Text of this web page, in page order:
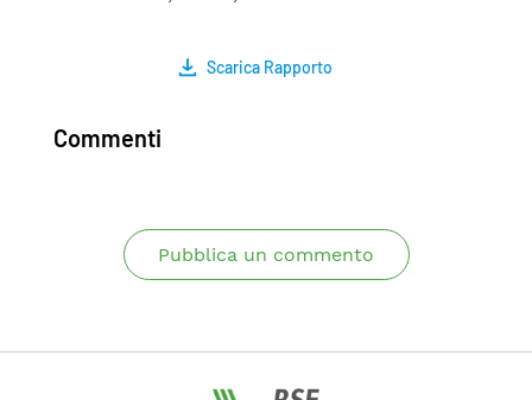
Scarica Rapporto
Commenti
Pubblica un commento